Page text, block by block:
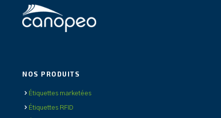
NOS PRODUITS
Étiquettes marketées
Étiquettes RFID